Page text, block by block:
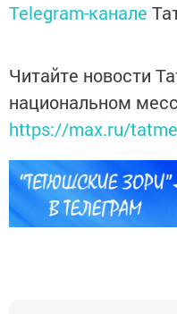
Telegram-канале
Читайте новости
национальном
https://max.ru/